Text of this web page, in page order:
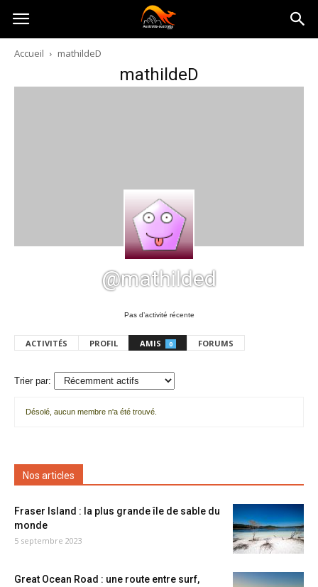
Australia-
australie.com
Accueil mathildeD
mathildeD
@mathilded
Pas d’activité récente
ACTIVITÉS PROFIL AMIS 0 FORUMS
Trier par:
amis
Désolé, aucun membre n'a été trouvé.
Nos articles
Fraser Island : la plus grande île de sable du
monde
5 septembre 2023
Great Ocean Road : une route entre surf,